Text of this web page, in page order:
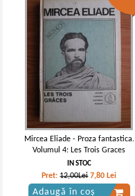
Mircea Eliade - Proza fantastica.
Volumul 4: Les Trois Graces
IN STOC
Pret:12,00Lei 7,80 Lei
Adaugă în coș